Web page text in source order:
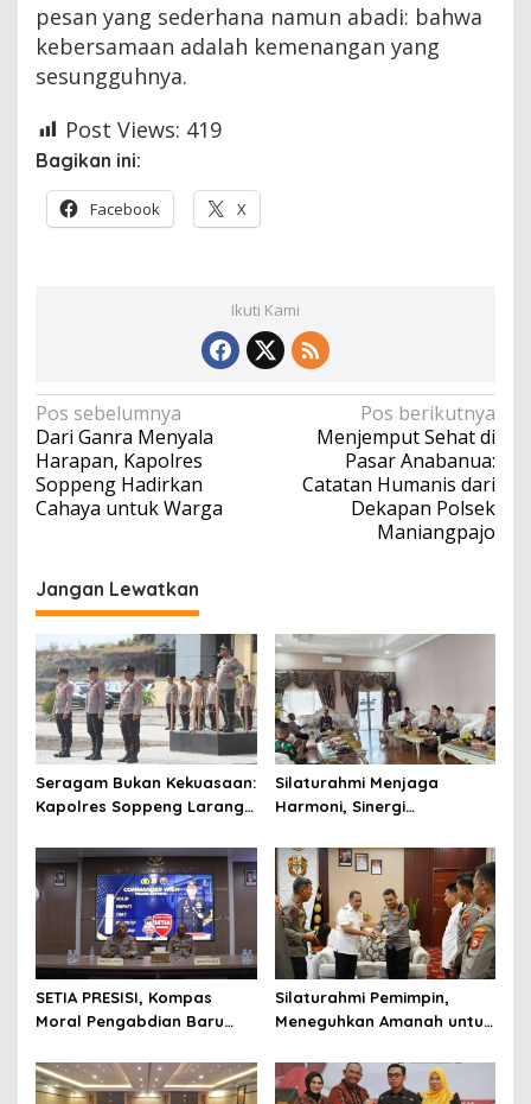
pesan yang sederhana namun abadi: bahwa
kebersamaan adalah kemenangan yang
sesungguhnya.
Post Views: 419
Bagikan ini:
Facebook X
Ikuti Kami
Navigasi
pos
Pos sebelumnya
Dari Ganra Menyala
Harapan, Kapolres
Soppeng Hadirkan
Cahaya untuk Warga
Pos berikutnya
Menjemput Sehat di
Pasar Anabanua:
Catatan Humanis dari
Dekapan Polsek
Maniangpajo
Jangan Lewatkan
Seragam Bukan Kekuasaan:
Kapolres Soppeng Larang
Silaturahmi Menjaga
Harmoni, Sinergi
Soppeng
SETIA PRESISI, Kompas
Moral Pengabdian Baru
Silaturahmi Pemimpin,
Meneguhkan Amanah untuk